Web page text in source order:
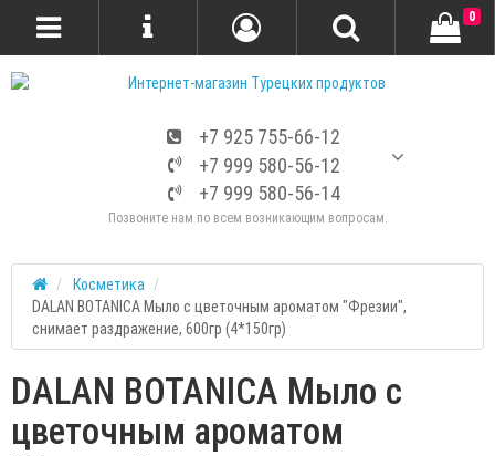
+7 925 755-66-12
+7 999 580-56-12
+7 999 580-56-14
Позвоните нам по всем возникающим вопросам.
0
Косметика
DALAN BOTANICA Мыло с цветочным ароматом "Фрезии",
снимает раздражение, 600гр (4*150гр)
DALAN BOTANICA Мыло с
цветочным ароматом